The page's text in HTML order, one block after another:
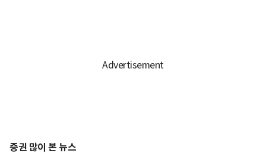
증권 많이 본 뉴스